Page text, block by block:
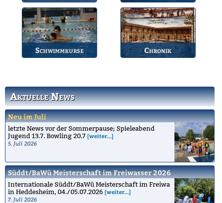
Aktuelle News
Neu im Juli
letzte News vor der Sommerpause; Spieleabend
Jugend 13.7. Bowling 20.7 [weiter...]
5. Juli 2026
Süddt/BaWü Meisterschaft im Freiwasser 2026
Internationale Süddt/BaWü Meisterschaft im Freiwa
in Heddesheim, 04./05.07.2026 [weiter...]
7. Juli 2026
Übersicht der aktuellen
Wettkämpfe.
Jährlicher Wettkampf
des BSV.
Schwimmkurse Chronik